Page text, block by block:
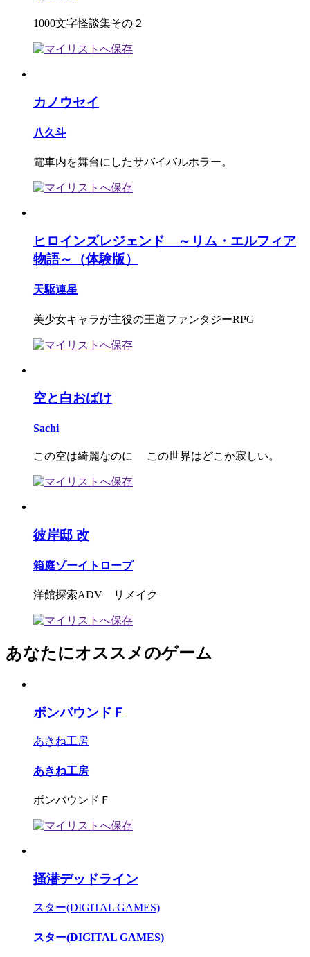
1000文字怪談集その２
カノウセイ
八久斗
電車内を舞台にしたサバイバルホラー。
ヒロインズレジェンド ～リム・エルフィア
物語～（体験版）
天駆連星
美少女キャラが主役の王道ファンタジーRPG
空と白おばけ
Sachi
この空は綺麗なのに この世界はどこか寂しい。
彼岸邸 改
箱庭ゾーイトロープ
洋館探索ADV リメイク
あなたにオススメのゲーム
ボンバウンドＦ
あきね工房
あきね工房
ボンバウンドＦ
掻潜デッドライン
スター(DIGITAL GAMES)
スター(DIGITAL GAMES)